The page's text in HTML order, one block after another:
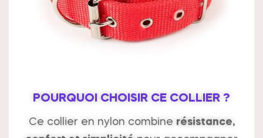
POURQUOI CHOISIR CE COLLIER ?
Ce collier en nylon combine résistance,